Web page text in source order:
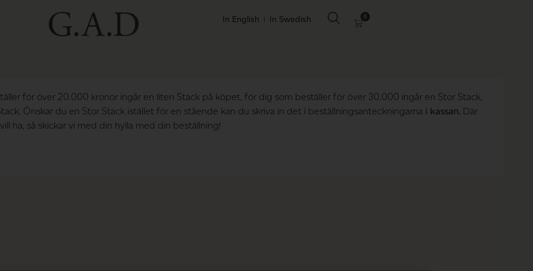
In English In Swedish 0
för över 20.000 kronor ingår en liten Stack på köpet, för dig som beställer för över 30.000 ingår en Stor Stack,
Önskar du en Stor Stack istället för en stående kan du skriva in det i beställningsanteckningarna i kassan. Där
ha, så skickar vi med din hylla med din beställning!